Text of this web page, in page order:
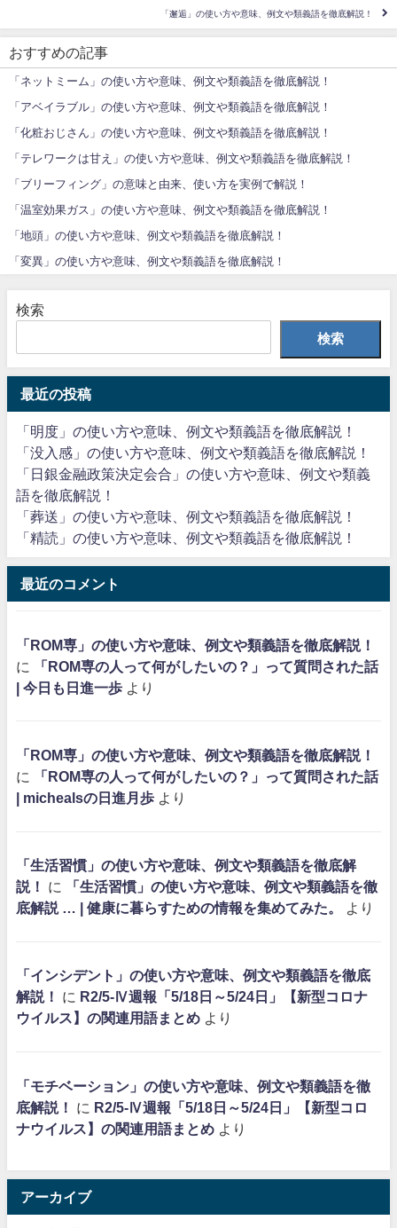
「邂逅」の使い方や意味、例文や類義語を徹底解説！
おすすめの記事
「ネットミーム」の使い方や意味、例文や類義語を徹底解説！
「アベイラブル」の使い方や意味、例文や類義語を徹底解説！
「化粧おじさん」の使い方や意味、例文や類義語を徹底解説！
「テレワークは甘え」の使い方や意味、例文や類義語を徹底解説！
「ブリーフィング」の意味と由来、使い方を実例で解説！
「温室効果ガス」の使い方や意味、例文や類義語を徹底解説！
「地頭」の使い方や意味、例文や類義語を徹底解説！
「変異」の使い方や意味、例文や類義語を徹底解説！
検索
検索
最近の投稿
「明度」の使い方や意味、例文や類義語を徹底解説！
「没入感」の使い方や意味、例文や類義語を徹底解説！
「日銀金融政策決定会合」の使い方や意味、例文や類義
語を徹底解説！
「葬送」の使い方や意味、例文や類義語を徹底解説！
「精読」の使い方や意味、例文や類義語を徹底解説！
最近のコメント
「ROM専」の使い方や意味、例文や類義語を徹底解説！
に
「ROM専の人って何がしたいの？」って質問された話
| 今日も日進一歩 より
「ROM専」の使い方や意味、例文や類義語を徹底解説！
に
「ROM専の人って何がしたいの？」って質問された話
| michealsの日進月歩 より
「生活習慣」の使い方や意味、例文や類義語を徹底解
説！
に
「生活習慣」の使い方や意味、例文や類義語を徹
底解説 … | 健康に暮らすための情報を集めてみた。
より
「インシデント」の使い方や意味、例文や類義語を徹底
解説！
に R2/5-Ⅳ週報「5/18日～5/24日」【新型コロナ
ウイルス】の関連用語まとめ より
「モチベーション」の使い方や意味、例文や類義語を徹
底解説！
に R2/5-Ⅳ週報「5/18日～5/24日」【新型コロ
ナウイルス】の関連用語まとめ より
アーカイブ